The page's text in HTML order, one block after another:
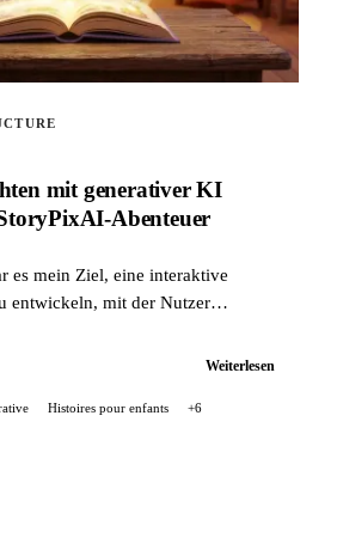
mit generativer KI
Abenteuer
es mein Ziel, eine interaktive
entwickeln, mit der Nutzer
Weiterlesen
Histoires pour enfants +6